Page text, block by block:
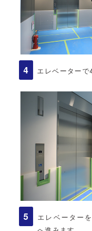
エレベーター
エレベーター